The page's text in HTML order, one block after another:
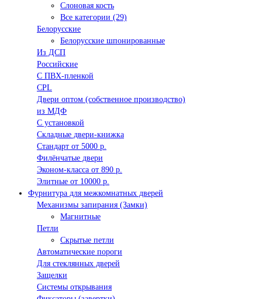
Слоновая кость
Все категории (29)
Белорусские
Белорусские шпонированные
Из ДСП
Российские
C ПВХ-пленкой
CPL
Двери оптом (собственное производство)
из МДФ
С установкой
Складные двери-книжка
Стандарт от 5000 р.
Филёнчатые двери
Эконом-класса от 890 р.
Элитные от 10000 р.
Фурнитура для межкомнатных дверей
Механизмы запирания (Замки)
Магнитные
Петли
Скрытые петли
Автоматические пороги
Для стеклянных дверей
Защелки
Системы открывания